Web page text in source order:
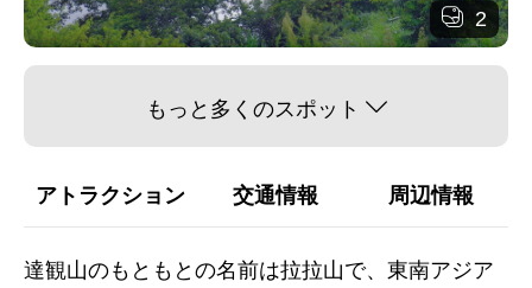
2
もっと多くのスポット
アトラクション 交通情報 周辺情報
達観山のもともとの名前は拉拉山で、東南アジア